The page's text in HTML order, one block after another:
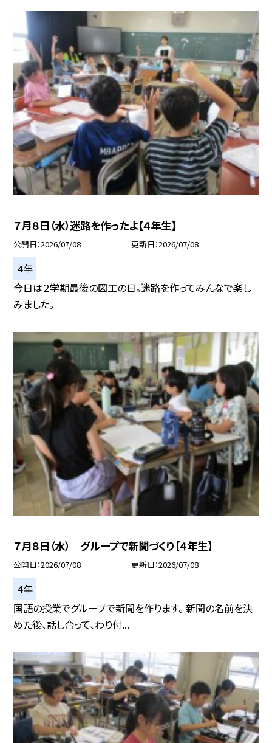
７月８日（水）迷路を作ったよ【４年生】
公開日 2026/07/08 更新日 2026/07/08
４年
今日は２学期最後の図工の日。迷路を作ってみんなで楽し
みました。
７月８日（水） グループで新聞づくり【４年生】
公開日 2026/07/08 更新日 2026/07/08
４年
国語の授業でグループで新聞を作ります。 新聞の名前を決
めた後、話し合って、わり付...